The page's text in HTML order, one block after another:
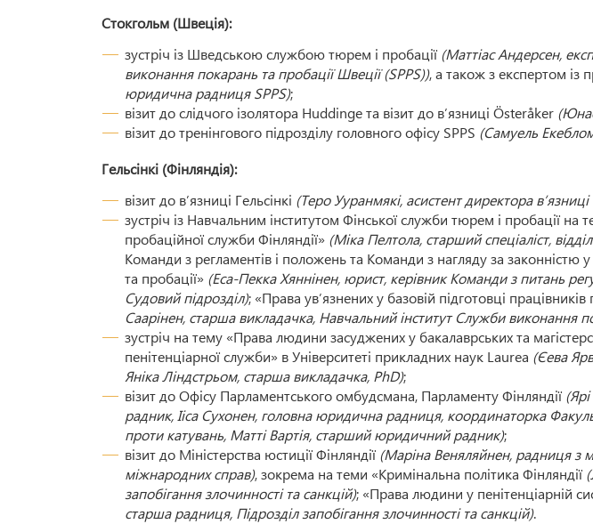
Стокгольм (Швеція):
зустріч із Шведською службою тюрем і пробації (Маттіас Андерсен,
виконання покарань та пробації Швеції (SPPS)), а також з експертом із
юридична радниця SPPS);
візит до слідчого ізолятора Huddinge та візит до в’язниці Österåker
візит до тренінгового підрозділу головного офісу SPPS (Самуель
Гельсінкі (Фінляндія):
візит до в’язниці Гельсінкі (Теро Ууранмякі, асистент директора в’язниці
зустріч із Навчальним інститутом Фінської служби тюрем і пробації на
пробаційної служби Фінляндії» (Міка Пелтола, старший спеціаліст,
Команди з регламентів і положень та Команди з нагляду за законністю
та пробації» (Еса-Пекка Хяннінен, юрист, керівник Команди з питань
Судовий підрозділ); «Права ув’язнених у базовій підготовці
Саарінен, старша викладачка, Навчальний інститут Служби виконання
зустріч на тему «Права людини засуджених у бакалаврських та
пенітенціарної служби» в Університеті прикладних наук Laurea (Єева
Яніка Ліндстрьом, старша викладачка, PhD);
візит до Офісу Парламентського омбудсмана, Парламенту Фінляндії
радник, Ііса Сухонен, головна юридична радниця, координаторка
проти катувань, Матті Вартія, старший юридичний радник);
візит до Міністерства юстиції Фінляндії (Маріна Веняляйнен, радниця з
міжнародних справ), зокрема на теми «Кримінальна політика Фінляндії
запобігання злочинності та санкцій); «Права людини у пенітенціарній
старша радниця, Підрозділ запобігання злочинності та санкцій).